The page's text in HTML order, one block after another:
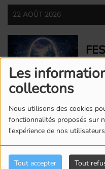
Les
collectons
Nous utilisons des cookies
fonctionnalités proposés sur
l'expérience de nos
Tout accepter Tout
22 AOÛT 2026
ÉQUIPE